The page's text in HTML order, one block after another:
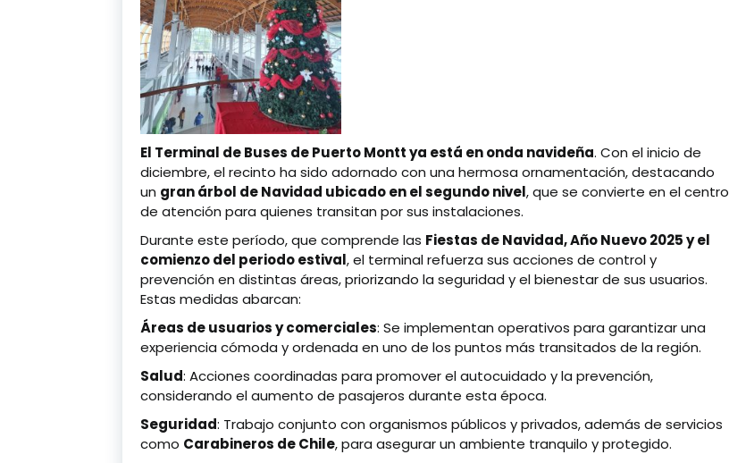
El Terminal de Buses de Puerto Montt ya está en onda navideña. Con el inicio de
diciembre, el recinto ha sido adornado con una hermosa ornamentación, destacando
un gran árbol de Navidad ubicado en el segundo nivel, que se convierte en el centro
de atención para quienes transitan por sus instalaciones.
Durante este período, que comprende las Fiestas de Navidad, Año Nuevo 2025 y el
comienzo del periodo estival, el terminal refuerza sus acciones de control y
prevención en distintas áreas, priorizando la seguridad y el bienestar de sus usuarios.
Estas medidas abarcan:
Áreas de usuarios y comerciales: Se implementan operativos para garantizar una
experiencia cómoda y ordenada en uno de los puntos más transitados de la región.
Salud: Acciones coordinadas para promover el autocuidado y la prevención,
considerando el aumento de pasajeros durante esta época.
Seguridad: Trabajo conjunto con organismos públicos y privados, además de servicios
como Carabineros de Chile, para asegurar un ambiente tranquilo y protegido.